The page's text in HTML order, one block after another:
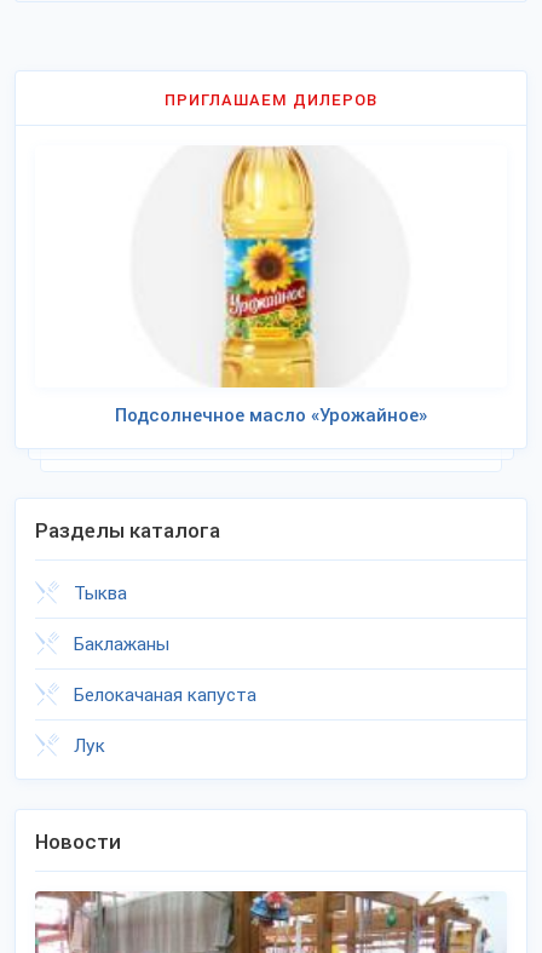
ПРИГЛАШАЕМ ДИЛЕРОВ
Подсолнечное масло «Урожайное»
Разделы каталога
Тыква
Баклажаны
Белокачаная капуста
Лук
Новости